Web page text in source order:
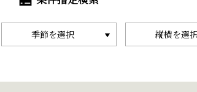
季節を選択 縦横を選